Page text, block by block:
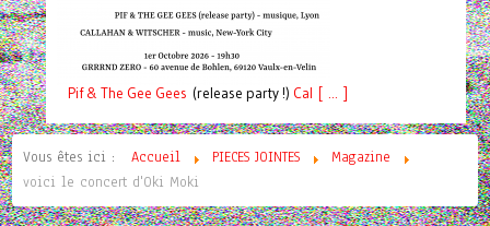
Pif& The Gee Gees (release party !) Cal [ ... ]
Vous êtes ici : Accueil PIECES JOINTES
Magazine
voici le concert d'Oki Moki